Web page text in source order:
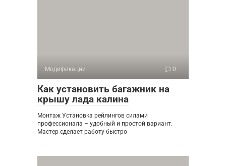
Модификации 0
Как установить багажник на
крышу лада калина
Монтаж Установка рейлингов силами
профессионала – удобный и простой вариант.
Мастер сделает работу быстро